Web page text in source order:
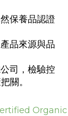
保養品認證
品來源與品
司，檢驗控
關。
Organic